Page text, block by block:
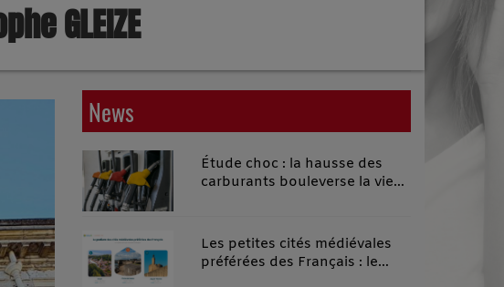
GLEIZE
News
Étude choc : la hausse des
carburants bouleverse la vie
Les petites cités médiévales
préférées des Français : le